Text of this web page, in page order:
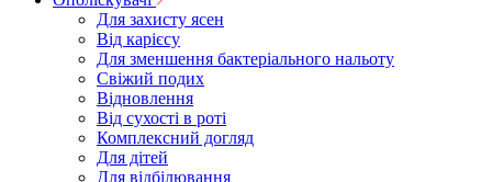
Для захисту ясен
Від карієсу
Для зменшення бактеріального нальоту
Свіжий подих
Відновлення
Від сухості в роті
Комплексний догляд
Для дітей
Для відбілювання